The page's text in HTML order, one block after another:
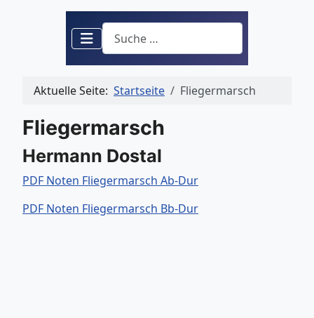
Suchen
Aktuelle Seite: Startseite Fliegermarsch
Fliegermarsch
Hermann Dostal
PDF Noten Fliegermarsch Ab-Dur
PDF Noten Fliegermarsch Bb-Dur